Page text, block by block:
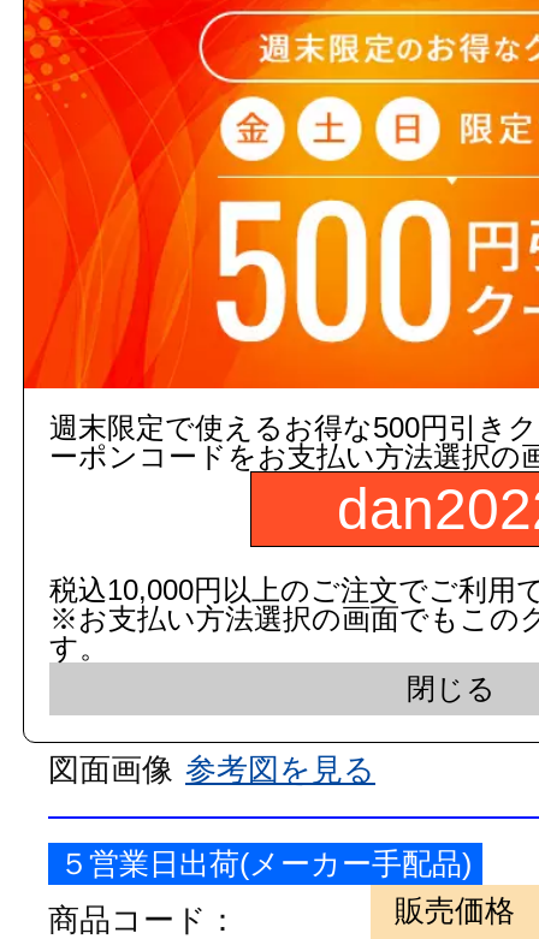
EWT26CP#PFC
数量
商品名： フリースタイル手すり
ペールブラウン
カラー: ペール
図面画像
参考図を見る
５営業日出荷(メーカー手配品)
商品コード：
250169020101
EWT26CP#NFC
販売価格
数量
商品名： フリースタイル手すり
ライトナチュラル
カラー: ライ
図面画像 参考図を見る
５営業日出荷(メーカー手配品)
商品コード：
販売価格
週末限定で使えるお得な500円引き
ーポンコードをお支払い方法選択の
税込10,000円以上のご注文でご利用
※お支払い方法選択の画面でもこの
す。
閉じる